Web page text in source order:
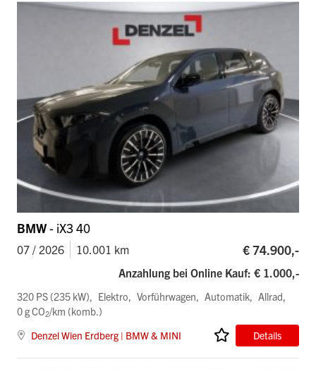
BMW- iX3 40
07 / 2026 10.001 km € 74.900,-
Anzahlung bei Online Kauf: € 1.000,-
320 PS (235 kW) Elektro Vorführwagen Automatik
Allrad
0 g CO2/km (komb.)
Denzel Wien Erdberg | BMW & MINI
Details